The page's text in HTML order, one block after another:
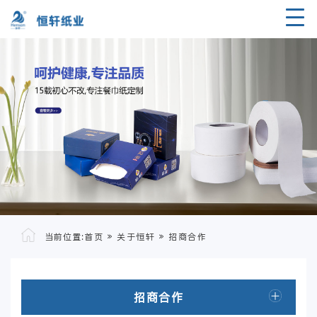
当前位置:首页 » 关于恒轩 » 招商合作
招商合作